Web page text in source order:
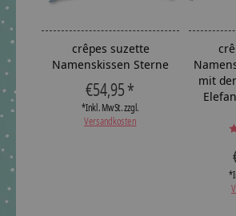
crêpes suzette
Namenskissen Sterne
€54,95 *
*Inkl. MwSt. zzgl.
Versandkosten
mit
The